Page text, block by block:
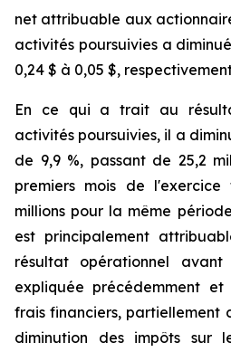
net attribuable aux
activités poursuivies a
0,24 $ à 0,05 $,
En ce qui a trait au
activités poursuivies, il a
de 9,9 %, passant de 25,2
premiers mois de
millions pour la même
est principalement
résultat opérationnel avant
expliquée précédemment
frais financiers, partiellement
diminution des impôts sur